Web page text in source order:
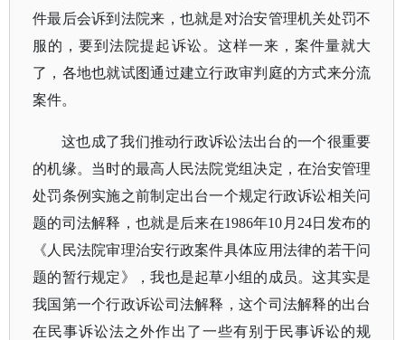
件最后会诉到法院来，也就是对治安管理机关处罚不
服的，要到法院提起诉讼。这样一来，案件量就大
了，各地也就试图通过建立行政审判庭的方式来分流
案件。
这也成了我们推动行政诉讼法出台的一个很重要
的机缘。当时的最高人民法院党组决定，在治安管理
处罚条例实施之前制定出台一个规定行政诉讼相关问
题的司法解释，也就是后来在1986年10月24日发布的
《人民法院审理治安行政案件具体应用法律的若干问
题的暂行规定》，我也是起草小组的成员。这其实是
我国第一个行政诉讼司法解释，这个司法解释的出台
在民事诉讼法之外作出了一些有别于民事诉讼的规